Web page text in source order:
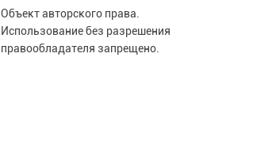
Объект авторского права.
Использование без разрешения
правообладателя запрещено.